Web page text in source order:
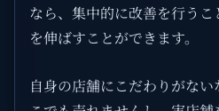
なら、集中的に改善を行うこ
を伸ばすことができます。
自身の店舗にこだわりがな